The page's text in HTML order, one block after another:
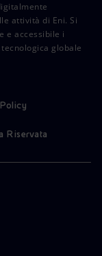
attività di Eni. Si
e accessibile i
globale
Riservata